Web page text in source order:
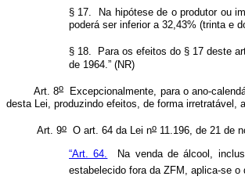
§ 17. Na hipótese de o produtor ou
poderá ser inferior a 32,43% (trinta e
§ 18. Para os efeitos do § 17 deste
de 1964.” (NR)
Art. 8oExcepcionalmente, para o ano-
desta Lei, produzindo efeitos, de forma irretratável,
Art. 9o O art. 64 da Lei no 11.196, de 21 de
“Art. 64.
Na venda de álcool,
estabelecido fora da ZFM, aplica-se o